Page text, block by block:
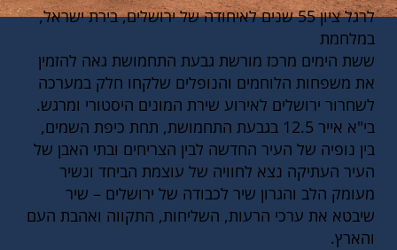
לרגל ציון 55 שנים לאיחודה של ירושלים, בירת ישראל,
במלחמת
ששת הימים מרכז מורשת גבעת התחמושת גאה להזמין
את משפחות הלוחמים והנופלים שלקחו חלק במערכה
לשחרור ירושלים לאירוע שירת המונים היסטורי ומרגש.
בי"א אייר 12.5 בגבעת התחמושת, תחת כיפת השמים,
בין נופיה של העיר החדשה לבין הצריחים ובתי האבן של
העיר העתיקה נצא לחוויה של עוצמת הביחד ונשיר
מעומק הלב והגרון שיר לכבודה של ירושלים – שיר
שיבטא את ערכי הרעות, השליחות, התקווה ואהבת העם
והארץ.